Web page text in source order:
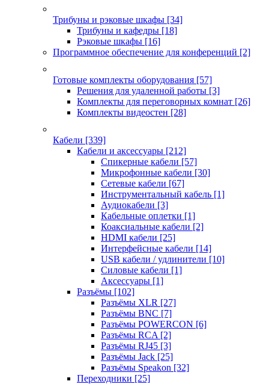
Трибуны и рэковые шкафы [34]
Трибуны и кафедры [18]
Рэковые шкафы [16]
Программное обеспечение для конференций [2]
Готовые комплекты оборудования [57]
Решения для удаленной работы [3]
Комплекты для переговорных комнат [26]
Комплекты видеостен [28]
Кабели [339]
Кабели и аксессуары [212]
Спикерные кабели [57]
Микрофонные кабели [30]
Сетевые кабели [67]
Инструментальный кабель [1]
Аудиокабели [3]
Кабельные оплетки [1]
Коаксиальные кабели [2]
HDMI кабели [25]
Интерфейсные кабели [14]
USB кабели / удлинители [10]
Силовые кабели [1]
Аксессуары [1]
Разъёмы [102]
Разъёмы XLR [27]
Разъёмы BNC [7]
Разъёмы POWERCON [6]
Разъёмы RCA [2]
Разъёмы RJ45 [3]
Разъёмы Jack [25]
Разъёмы Speakon [32]
Переходники [25]